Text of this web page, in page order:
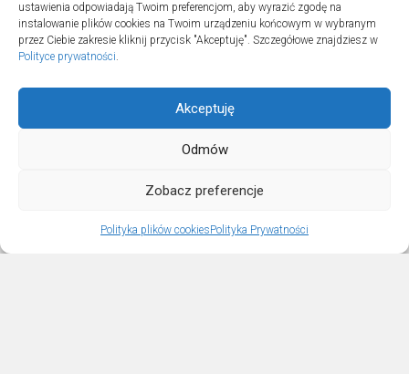
ustawienia odpowiadają Twoim preferencjom, aby wyrazić zgodę na
instalowanie plików cookies na Twoim urządzeniu końcowym w wybranym
przez Ciebie zakresie kliknij przycisk "Akceptuję". Szczegółowe znajdziesz w
Polityce prywatności.
Akceptuję
Odmów
Zobacz preferencje
Polityka plików cookiesPolityka Prywatności